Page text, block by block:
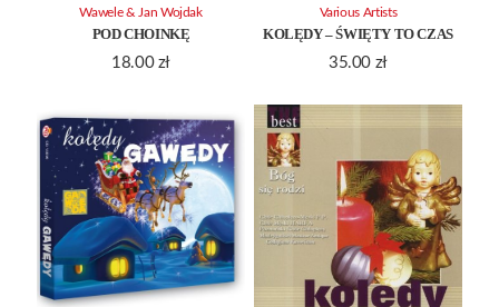
POD CHOINKĘ
18.00 zł
Wawele & Jan Wojdak
KOLĘDY – ŚWIĘTY TO CZAS
35.00 zł
Various Artists